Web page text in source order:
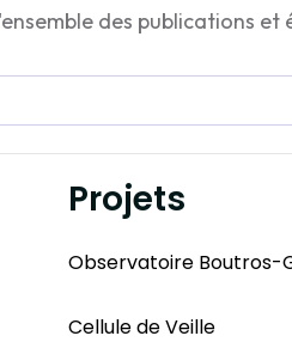
des publications et
Projets
Observatoire Boutros-
Cellule de Veille